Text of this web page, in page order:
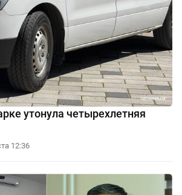
утонула четырехлетняя
12:36